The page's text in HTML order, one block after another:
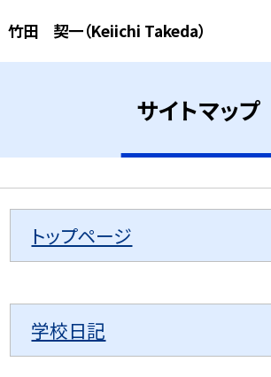
竹田 契一（Keiichi Takeda）
サイトマップ
トップページ
学校日記